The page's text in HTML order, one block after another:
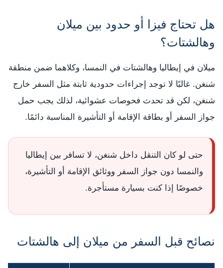
هل تحتاج فيزا أو حدود بين ميلان
وهالشتات؟
ميلان في إيطاليا وهالشتات في النمسا، وكلاهما ضمن منطقة
شنغن. غالبًا لا توجد إجراءات حدودية ثابتة مثل السفر خارج
شنغن، لكن قد تحدث فحوصات عشوائية، لذلك يجب حمل
جواز السفر أو بطاقة الإقامة أو التأشيرة المناسبة دائمًا.
حتى لو كان التنقل داخل شنغن، لا تسافر بين إيطاليا
والنمسا دون جواز السفر ووثائق الإقامة أو التأشيرة،
خصوصًا إذا كنت بسيارة مستأجرة.
نصائح قبل السفر من ميلان إلى هالشتات